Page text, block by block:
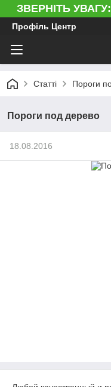
ЗВЕРНІТЬ
Профіль Центр
Статті Пороги
Пороги под дерево
18.08.2016